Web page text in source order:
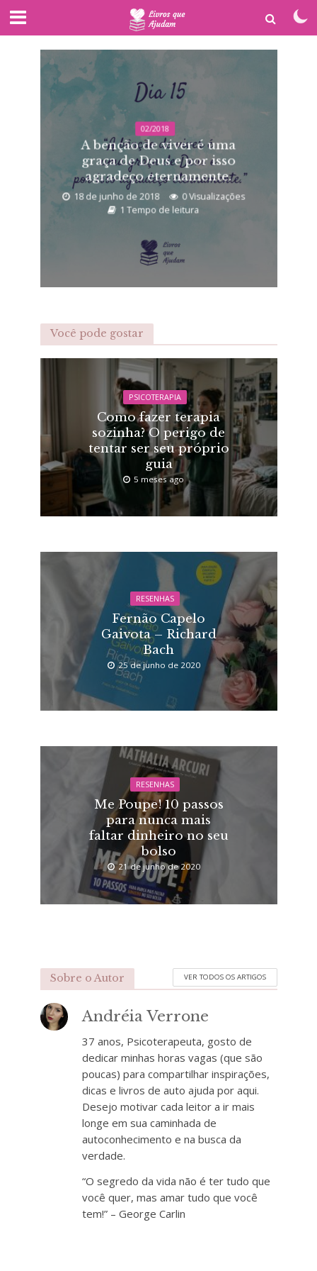
02/2018
A benção de viver é uma
graça de Deus e por isso
agradeço eternamente.
18 de junho de 2018
0 Visualizações
1 Tempo de leitura
Você pode gostar
PSICOTERAPIA
Como fazer terapia
sozinha? O perigo de
tentar ser seu próprio
guia
5 meses ago
RESENHAS
Fernão Capelo
Gaivota – Richard
Bach
25 de junho de 2020
RESENHAS
Me Poupe! 10 passos
para nunca mais
faltar dinheiro no seu
bolso
21 de junho de 2020
Sobre o Autor VER TODOS OS ARTIGOS
Andréia Verrone
37 anos, Psicoterapeuta, gosto de
dedicar minhas horas vagas (que são
poucas) para compartilhar inspirações,
dicas e livros de auto ajuda por aqui.
Desejo motivar cada leitor a ir mais
longe em sua caminhada de
autoconhecimento e na busca da
verdade.
“O segredo da vida não é ter tudo que
você quer, mas amar tudo que você
tem!” – George Carlin